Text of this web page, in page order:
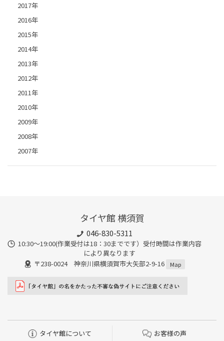
2017年
2016年
2015年
2014年
2013年
2012年
2011年
2010年
2009年
2008年
2007年
タイヤ館 横須賀
046-830-5311
10:30～19:00(作業受付は18：30までです）受付時間は作業内容
により異なります
〒238-0024 神奈川県横須賀市大矢部2-9-16
Map
タイヤ館について お客様の声